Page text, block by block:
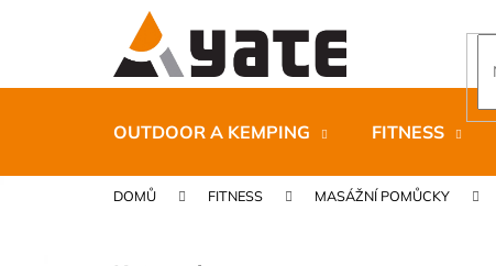
OUTDOOR A KEMPING FITNESS
DOMŮ FITNESS MASÁŽNÍ POMŮCKY
í
do
do